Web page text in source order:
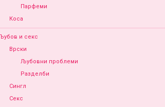
Парфеми
Коса
и секс
Врски
Љубовни проблеми
Разделби
Сингл
Секс